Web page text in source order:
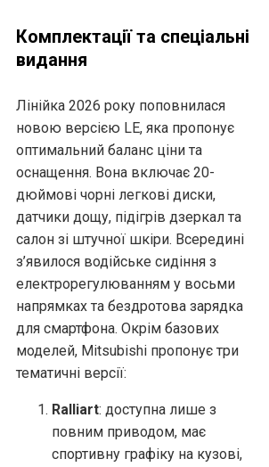
Комплектації та спеціальні
видання
Лінійка 2026 року поповнилася
новою версією LE, яка пропонує
оптимальний баланс ціни та
оснащення. Вона включає 20-
дюймові чорні легкові диски,
датчики дощу, підігрів дзеркал та
салон зі штучної шкіри. Всередині
з’явилося водійське сидіння з
електрорегулюванням у восьми
напрямках та бездротова зарядка
для смартфона. Окрім базових
моделей, Mitsubishi пропонує три
тематичні версії:
Ralliart: доступна лише з
повним приводом, має
спортивну графіку на кузові,